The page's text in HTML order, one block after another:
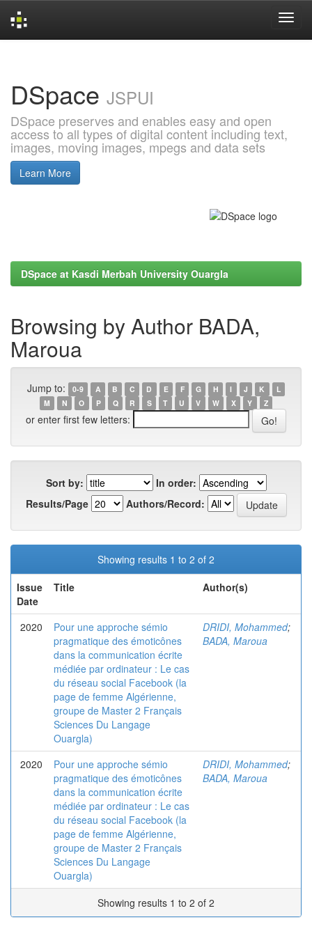
DSpace JSPUI
DSpace preserves and enables easy and open
access to all types of digital content including text,
images, moving images, mpegs and data sets
Learn More
DSpace at Kasdi Merbah University Ouargla
Browsing by Author BADA,
Maroua
Jump to: 0-9 A B C D E F G H I J K
L
M
N O P Q R S T U V W X Y Z
or enter first few letters:
Sort by:
In order:
Results/Page
Authors/Record:
Showing results 1 to 2 of 2
Issue
Date
Title Author(s)
2020
Pour une approche sémio
pragmatique des émoticônes
dans la communication écrite
médiée par ordinateur : Le cas
du réseau social Facebook (la
page de femme Algérienne,
groupe de Master 2 Français
Sciences Du Langage
Ouargla)
DRIDI, Mohammed;
BADA, Maroua
2020
Pour une approche sémio
pragmatique des émoticônes
dans la communication écrite
médiée par ordinateur : Le cas
du réseau social Facebook (la
page de femme Algérienne,
groupe de Master 2 Français
Sciences Du Langage
Ouargla)
DRIDI, Mohammed;
BADA, Maroua
Showing results 1 to 2 of 2